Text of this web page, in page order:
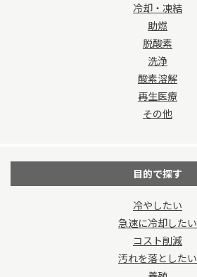
冷却・凍結
助燃
脱酸素
洗浄
酸素溶解
再生医療
その他
目的で探す
冷やしたい
急速に冷却したい
コスト削減
汚れを落としたい